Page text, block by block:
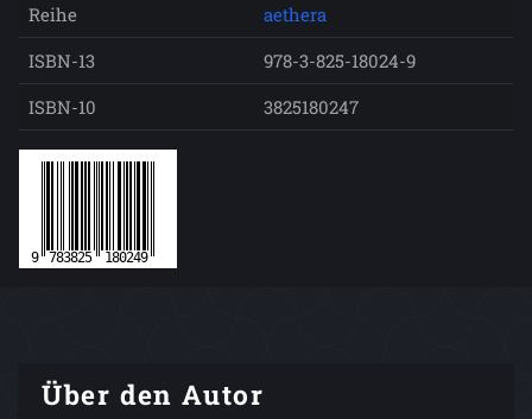
Reihe
aethera
ISBN-13
978-3-825-18024-9
ISBN-10
3825180247
Über den Autor